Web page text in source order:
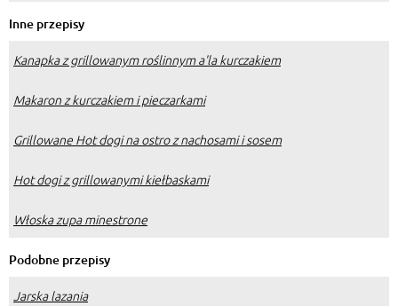
Inne przepisy
Kanapka z grillowanym roślinnym a'la kurczakiem
Makaron z kurczakiem i pieczarkami
Grillowane Hot dogi na ostro z nachosami i sosem
Hot dogi z grillowanymi kiełbaskami
Włoska zupa minestrone
Podobne przepisy
Jarska lazania